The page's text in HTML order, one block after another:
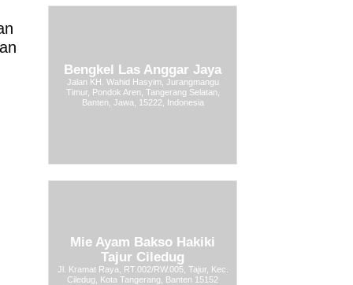
Bengkel Las Anggar Jaya
Jalan KH. Wahid Hasyim, Jurangmangu
Timur, Pondok Aren, Tangerang Selatan,
Banten, Jawa, 15222, Indonesia
Mie Ayam Bakso Hakiki
Tajur Ciledug
Jl. Kramat Raya, RT.002/RW.005, Tajur, Kec.
Ciledug, Kota Tangerang, Banten 15152